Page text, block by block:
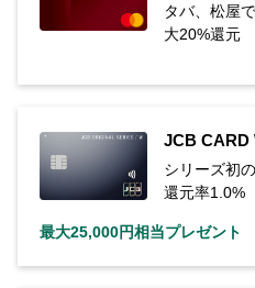
タバ、松屋
大20%還元
JCB CARD
シリーズ初
還元率1.0%
最大25,000円相当プレゼント